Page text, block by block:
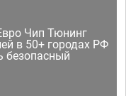
Чип Тюнинг
в 50+ городах РФ
безопасный